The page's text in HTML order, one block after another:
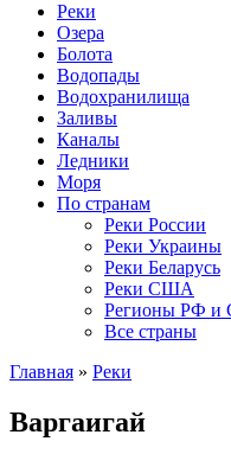
Реки
Озера
Болота
Водопады
Водохранилища
Заливы
Каналы
Ледники
Моря
По странам
Реки России
Реки Украины
Реки Беларусь
Реки США
Регионы РФ и
Все страны
Главная » Реки
Варгаигай